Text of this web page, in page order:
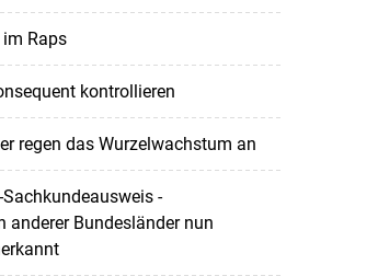
Raps
kontrollieren
regen das Wurzelwachstum an
-
anderer Bundesländer nun